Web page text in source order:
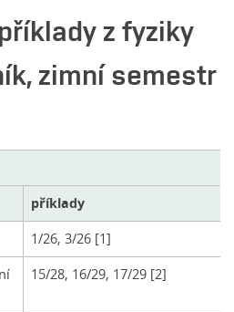
z fyziky
zimní semestr
příklady
1/26, 3/26 [1]
15/28, 16/29, 17/29 [2]